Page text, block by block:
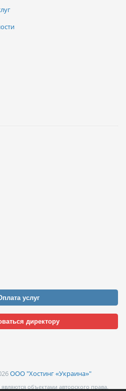
услуг
директору
ООО "Хостинг «Украина»"
объектами авторского права.